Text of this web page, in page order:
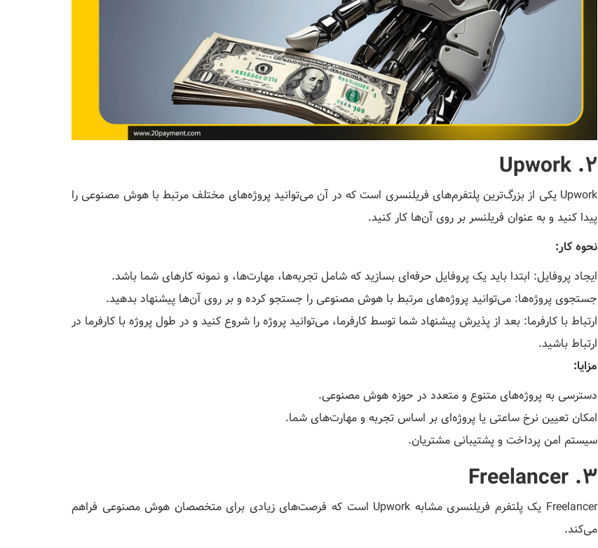
2. Upwork
Upwork یکی از بزرگ‌ترین پلتفرم‌های فریلنسری است که در آن می‌توانید پروژه‌های مختلف مرتبط با هوش مصنوعی را
پیدا کنید و به عنوان فریلنسر بر روی آن‌ها کار کنید.
نحوه کار:
ایجاد پروفایل: ابتدا باید یک پروفایل حرفه‌ای بسازید که شامل تجربه‌ها، مهارت‌ها، و نمونه کارهای شما باشد.
جستجوی پروژه‌ها: می‌توانید پروژه‌های مرتبط با هوش مصنوعی را جستجو کرده و بر روی آن‌ها پیشنهاد بدهید.
ارتباط با کارفرما: بعد از پذیرش پیشنهاد شما توسط کارفرما، می‌توانید پروژه را شروع کنید و در طول پروژه با کارفرما در
ارتباط باشید.
مزایا:
دسترسی به پروژه‌های متنوع و متعدد در حوزه هوش مصنوعی.
امکان تعیین نرخ ساعتی یا پروژه‌ای بر اساس تجربه و مهارت‌های شما.
سیستم امن پرداخت و پشتیبانی مشتریان.
3. Freelancer
Freelancer یک پلتفرم فریلنسری مشابه Upwork است که فرصت‌های زیادی برای متخصصان هوش مصنوعی فراهم
می‌کند.